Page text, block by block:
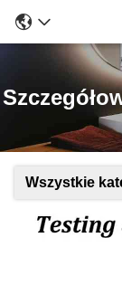
Wszystkie